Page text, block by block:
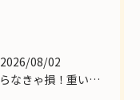
2026/08/02
知らなきゃ損！重い大型家具の配送費用を格安に抑える裏ワザ